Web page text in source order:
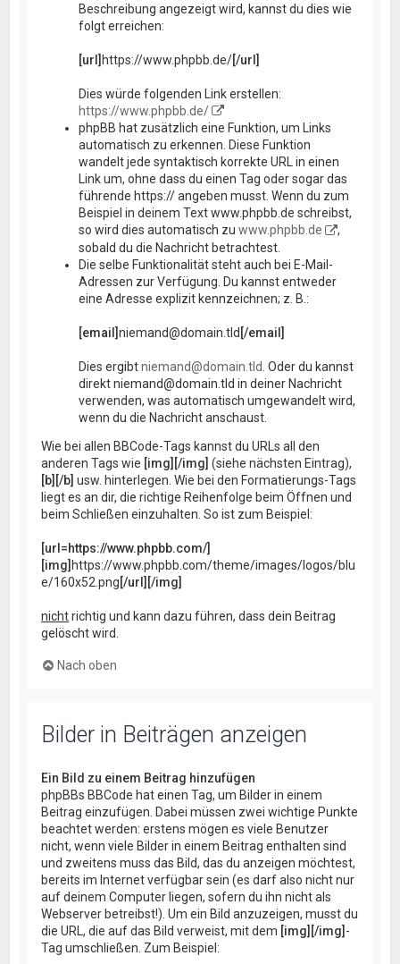
Beschreibung angezeigt wird, kannst du dies wie
folgt erreichen:
[url]https://www.phpbb.de/[/url]
Dies würde folgenden Link erstellen:
https://www.phpbb.de/
phpBB hat zusätzlich eine Funktion, um Links
automatisch zu erkennen. Diese Funktion
wandelt jede syntaktisch korrekte URL in einen
Link um, ohne dass du einen Tag oder sogar das
führende https:// angeben musst. Wenn du zum
Beispiel in deinem Text www.phpbb.de schreibst,
so wird dies automatisch zuwww.phpbb.de
,
sobald du die Nachricht betrachtest.
Die selbe Funktionalität steht auch bei E-Mail-
Adressen zur Verfügung. Du kannst entweder
eine Adresse explizit kennzeichnen; z. B.:
[email]niemand@domain.tld [/email]
Dies ergibtniemand@domain.tld . Oder du kannst
direkt niemand@domain.tld in deiner Nachricht
verwenden, was automatisch umgewandelt wird,
wenn du die Nachricht anschaust.
Wie bei allen BBCode-Tags kannst du URLs all den
anderen Tags wie [img][/img] (siehe nächsten Eintrag),
[b][/b] usw. hinterlegen. Wie bei den Formatierungs-Tags
liegt es an dir, die richtige Reihenfolge beim Öffnen und
beim Schließen einzuhalten. So ist zum Beispiel:
[url=https://www.phpbb.com/]
[img] https://www.phpbb.com/theme/images/logos/blu
e/160x52.png [/url][/img]
nichtrichtig und kann dazu führen, dass dein Beitrag
gelöscht wird.
Nach oben
Bilder in Beiträgen anzeigen
Ein Bild zu einem Beitrag hinzufügen
phpBBs BBCode hat einen Tag, um Bilder in einem
Beitrag einzufügen. Dabei müssen zwei wichtige Punkte
beachtet werden: erstens mögen es viele Benutzer
nicht, wenn viele Bilder in einem Beitrag enthalten sind
und zweitens muss das Bild, das du anzeigen möchtest,
bereits im Internet verfügbar sein (es darf also nicht nur
auf deinem Computer liegen, sofern du ihn nicht als
Webserver betreibst!). Um ein Bild anzuzeigen, musst du
die URL, die auf das Bild verweist, mit dem [img][/img] -
Tag umschließen. Zum Beispiel: